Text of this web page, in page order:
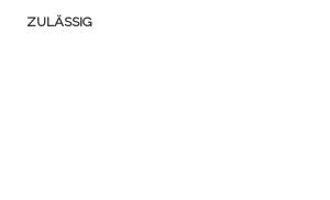
ZULÄSSIG